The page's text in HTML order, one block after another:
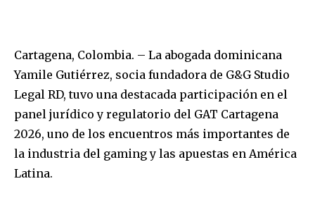
Cartagena, Colombia. – La abogada dominicana
Yamile Gutiérrez, socia fundadora de G&G Studio
Legal RD, tuvo una destacada participación en el
panel jurídico y regulatorio del GAT Cartagena
2026, uno de los encuentros más importantes de
la industria del gaming y las apuestas en América
Latina.